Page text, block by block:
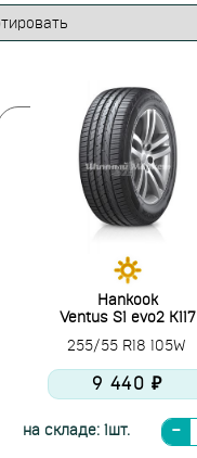
Hankook
Ventus S1 evo2 K117
255/55 R18 105W
9 440 ₽
на складе: 1шт.